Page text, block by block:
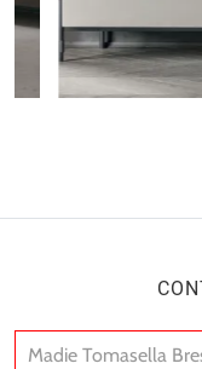
Madie Tomasella